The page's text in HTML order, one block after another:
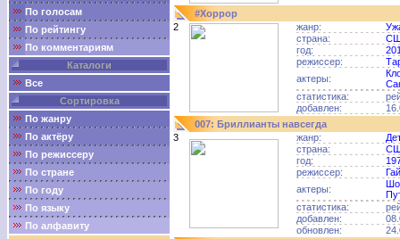
По голосам
По рейтингу
По комментариям
Каталоги
Все
Сортировка
По жанру
По актёру
По режиссеру
По стране
По году
По языку
По алфавиту
#Хоррор
2
жанр:
страна:
год:
режиссер:
актеры:
статистика:
добавлен:
007: Бриллианты навсегда
3
жанр:
страна:
год:
режиссер:
актеры:
статистика:
добавлен:
обновлен: